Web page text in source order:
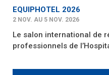
EQUIPHOTEL 2026
2 NOV. AU 5 NOV. 2026
Le salon international de
professionnels de